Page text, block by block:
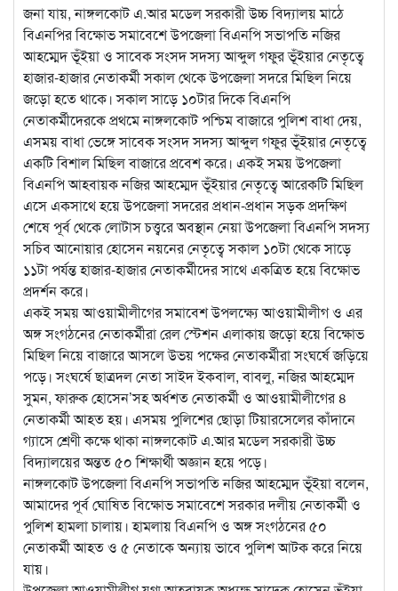
জনা যায়, নাঙ্গলকোট এ.আর মডেল সরকারী উচ্চ বিদ্যালয় মাঠে
বিএনপির বিক্ষোভ সমাবেশে উপজেলা বিএনপি সভাপতি নজির
আহম্মেদ ভূঁইয়া ও সাবেক সংসদ সদস্য আব্দুল গফুর ভূঁইয়ার নেতৃত্বে
হাজার-হাজার নেতাকর্মী সকাল থেকে উপজেলা সদরে মিছিল নিয়ে
জড়ো হতে থাকে। সকাল সাড়ে ১০টার দিকে বিএনপি
নেতাকর্মীদেরকে প্রথমে নাঙ্গলকোট পশ্চিম বাজারে পুলিশ বাধা দেয়,
এসময় বাধা ভেঙ্গে সাবেক সংসদ সদস্য আব্দুল গফুর ভূঁইয়ার নেতৃত্বে
একটি বিশাল মিছিল বাজারে প্রবেশ করে। একই সময় উপজেলা
বিএনপি আহবায়ক নজির আহম্মেদ ভূঁইয়ার নেতৃত্বে আরেকটি মিছিল
এসে একসাথে হয়ে উপজেলা সদরের প্রধান-প্রধান সড়ক প্রদক্ষিণ
শেষে পূর্ব থেকে লোটাস চত্ত্বরে অবস্থান নেয়া উপজেলা বিএনপি সদস্য
সচিব আনোয়ার হোসেন নয়নের নেতৃত্বে সকাল ১০টা থেকে সাড়ে
১১টা পর্যন্ত হাজার-হাজার নেতাকর্মীদের সাথে একত্রিত হয়ে বিক্ষোভ
প্রদর্শন করে।
একই সময় আওয়ামীলীগের সমাবেশ উপলক্ষ্যে আওয়ামীলীগ ও এর
অঙ্গ সংগঠনের নেতাকর্মীরা রেল স্টেশন এলাকায় জড়ো হয়ে বিক্ষোভ
মিছিল নিয়ে বাজারে আসলে উভয় পক্ষের নেতাকর্মীরা সংঘর্ষে জড়িয়ে
পড়ে। সংঘর্ষে ছাত্রদল নেতা সাইদ ইকবাল, বাবলু, নজির আহম্মেদ
সুমন, ফারুক হোসেন’সহ অর্ধশত নেতাকর্মী ও আওয়ামীলীগের ৪
নেতাকর্মী আহত হয়। এসময় পুলিশের ছোড়া টিয়ারসেলের কাঁদানে
গ্যাসে শ্রেণী কক্ষে থাকা নাঙ্গলকোট এ.আর মডেল সরকারী উচ্চ
বিদ্যালয়ের অন্তত ৫০ শিক্ষার্থী অজ্ঞান হয়ে পড়ে।
নাঙ্গলকোট উপজেলা বিএনপি সভাপতি নজির আহম্মেদ ভূঁইয়া বলেন,
আমাদের পূর্ব ঘোষিত বিক্ষোভ সমাবেশে সরকার দলীয় নেতাকর্মী ও
পুলিশ হামলা চালায়। হামলায় বিএনপি ও অঙ্গ সংগঠনের ৫০
নেতাকর্মী আহত ও ৫ নেতাকে অন্যায় ভাবে পুলিশ আটক করে নিয়ে
যায়।